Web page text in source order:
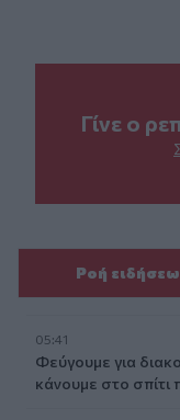
Γίνε ο
Ροή
05:41
Φεύγουμε για
κάνουμε στο σπίτι